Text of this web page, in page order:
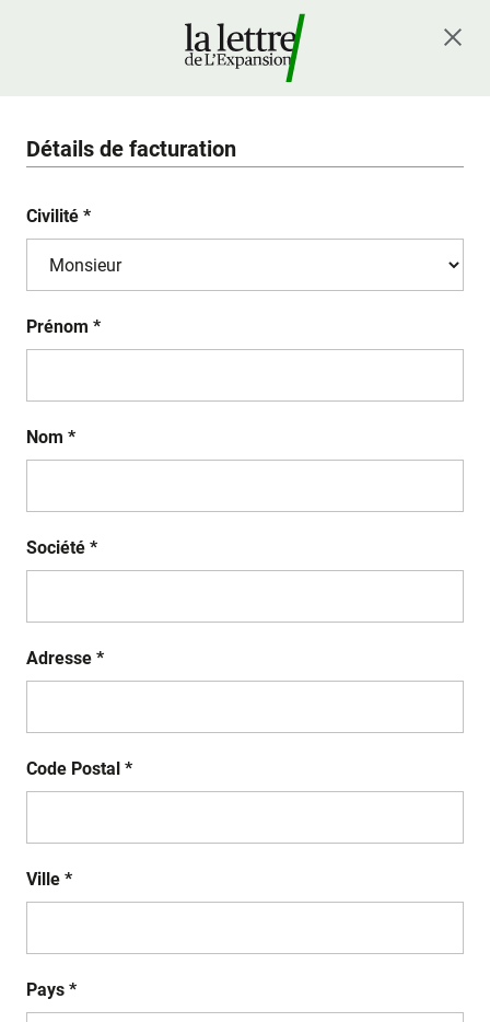
Détails de facturation
Civilité *
Prénom *
Nom *
Société *
Adresse *
Code Postal *
Ville *
Pays *